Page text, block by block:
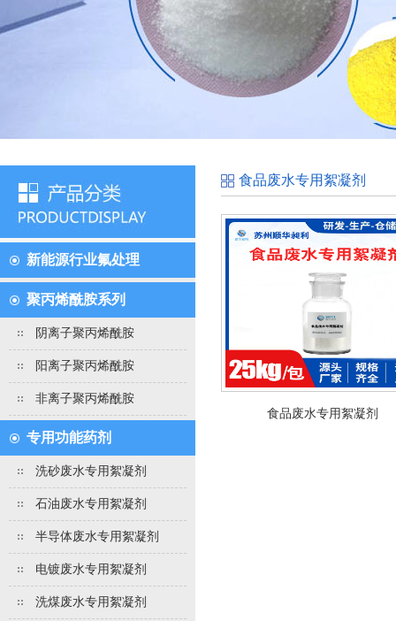
新能源行业氟处理
聚丙烯酰胺系列
阴离子聚丙烯酰胺
阳离子聚丙烯酰胺
非离子聚丙烯酰胺
专用功能药剂
洗砂废水专用絮凝剂
石油废水专用絮凝剂
半导体废水专用絮凝剂
电镀废水专用絮凝剂
洗煤废水专用絮凝剂
食品废水专用絮凝剂
食品废水专用絮凝剂